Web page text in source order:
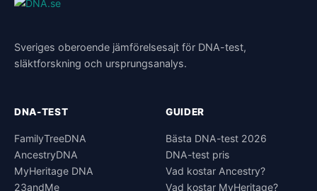
Sveriges oberoende jämförelsesajt för DNA-test,
släktforskning och ursprungsanalys.
DNA-TEST
FamilyTreeDNA
AncestryDNA
MyHeritage DNA
23andMe
GUIDER
Bästa DNA-test 2026
DNA-test pris
Vad kostar Ancestry?
Vad kostar MyHeritage?